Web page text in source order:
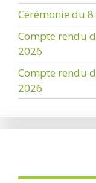
Cérémonie du
Compte rendu
2026
Compte rendu
2026